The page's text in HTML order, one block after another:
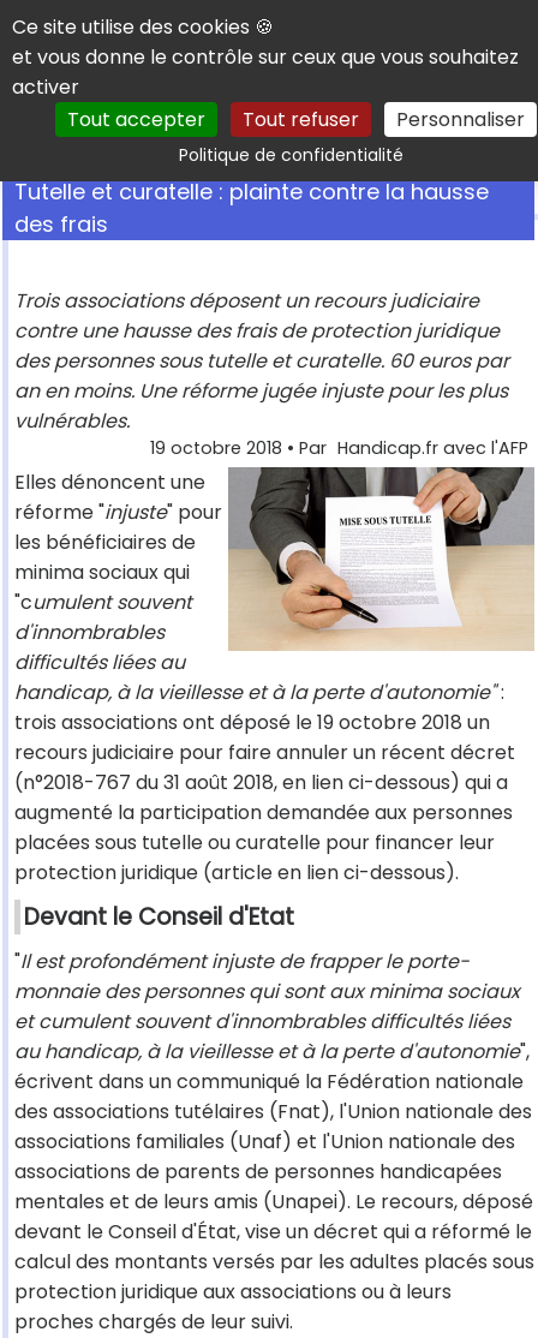
Panneau de gestion des cookies
Ce site utilise des cookies 🍪
et vous donne le contrôle sur ceux que vous souhaitez
activer
Tout accepter
Tout refuser Personnaliser
Politique de confidentialitéRechercher
Tutelle et curatelle : plainte contre la hausse
des frais
Trois associations déposent un recours judiciaire
contre une hausse des frais de protection juridique
des personnes sous tutelle et curatelle. 60 euros par
an en moins. Une réforme jugée injuste pour les plus
vulnérables.
19 octobre 2018 • Par Handicap.fr avec l'AFP
Elles dénoncent une
réforme "injuste" pour
les bénéficiaires de
minima sociaux qui
"cumulent souvent
d'innombrables
difficultés liées au
handicap, à la vieillesse et à la perte d'autonomie":
trois associations ont déposé le 19 octobre 2018 un
recours judiciaire pour faire annuler un récent décret
(n°2018-767 du 31 août 2018, en lien ci-dessous) qui a
augmenté la participation demandée aux personnes
placées sous tutelle ou curatelle pour financer leur
protection juridique (article en lien ci-dessous).
Devant le Conseil d'Etat
"Il est profondément injuste de frapper le porte-
monnaie des personnes qui sont aux minima sociaux
et cumulent souvent d'innombrables difficultés liées
au handicap, à la vieillesse et à la perte d'autonomie",
écrivent dans un communiqué la Fédération nationale
des associations tutélaires (Fnat), l'Union nationale des
associations familiales (Unaf) et l'Union nationale des
associations de parents de personnes handicapées
mentales et de leurs amis (Unapei). Le recours, déposé
devant le Conseil d'État, vise un décret qui a réformé le
calcul des montants versés par les adultes placés sous
protection juridique aux associations ou à leurs
proches chargés de leur suivi.